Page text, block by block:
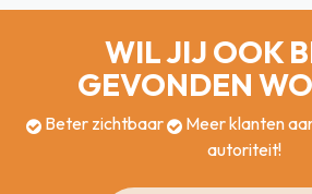
WIL JIJ OOK
GEVONDEN
Beter zichtbaar Meer klanten
autoriteit!